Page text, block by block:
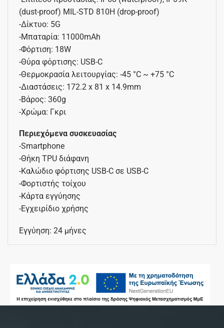
(dust-proof) MIL-STD 810H (drop-proof)
-Δίκτυο: 5G
-Μπαταρία: 11000mAh
-Φόρτιση: 18W
-Θύρα φόρτισης: USB-C
-Θερμοκρασία λειτουργίας: -45 °C ~ +75 °C
-Διαστάσεις: 172.2 x 81 x 14.9mm
-Βάρος: 360g
-Χρώμα: Γκρι
Περιεχόμενα συσκευασίας
-Smartphone
-Θήκη TPU διάφανη
-Καλώδιο φόρτισης USB-C σε USB-C
-Φορτιστής τοίχου
-Κάρτα εγγύησης
-Εγχειρίδιο χρήσης
Εγγύηση: 24 μήνες